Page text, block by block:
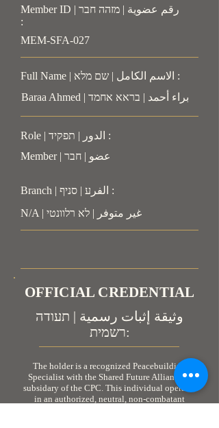
Member ID | رقم عضوية | מזהה חבר
:
MEM-SFA-027
Full Name | الاسم الكامل | שם מלא :
Baraa Ahmed | براء أحمد | בראא אחמד
Role | الدور | תפקיד :
Member | عضو | חבר
Branch | الفرע | סניף :
N/A | غير متوفر | לא רלוונטי
OFFICIAL CREDENTIAL
وثيقة إثبات رسمية | תעודה
רשמית:
The holder is a recognized Peacebuilding
Specialist with the Shared Future Alliance, a
subsidary of the CPC. This individual operates
in an authorized, neutral, non-combatant